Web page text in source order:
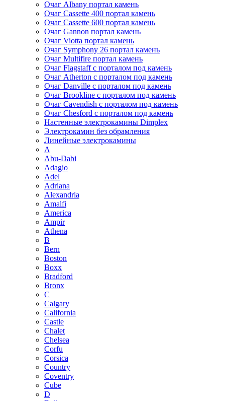
Очаг Albany портал камень
Очаг Cassette 400 портал камень
Очаг Cassette 600 портал камень
Очаг Gannon портал камень
Очаг Viotta портал камень
Очаг Symphony 26 портал камень
Очаг Multifire портал камень
Очаг Flagstaff с порталом под камень
Очаг Atherton с порталом под камень
Очаг Danville с порталом под камень
Очаг Brookline с порталом под камень
Очаг Cavendish с порталом под камень
Очаг Chesford с порталом под камень
Настенные электрокамины Dimplex
Электрокамин без обрамления
Линейные электрокамины
A
Abu-Dabi
Adagio
Adel
Adriana
Alexandria
Amalfi
America
Ampir
Athena
B
Bern
Boston
Boxx
Bradford
Bronx
C
Calgary
California
Castle
Chalet
Chelsea
Corfu
Corsica
Country
Coventry
Cube
D